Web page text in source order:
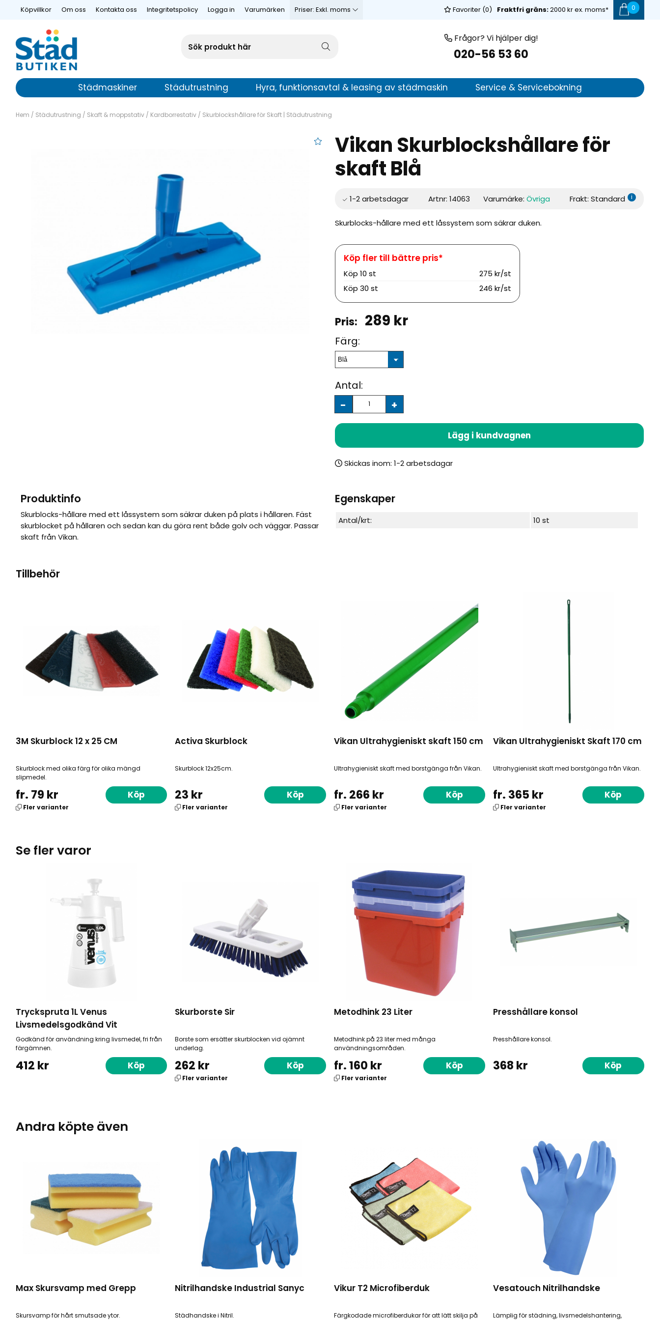
Köpvillkor Om oss Kontakta oss Integritetspolicy Logga in Varumärken Priser: Exkl. moms 0
Fraktfri gräns:2000 kr ex. moms*
Favoriter (0)
Frågor? Vi hjälper dig!
020-56 53 60
Städmaskiner Städutrustning Hyra, funktionsavtal & leasing av städmaskin Service & Servicebokning
Hem / Städutrustning / Skaft & moppstativ / Kardborrestativ / Skurblockshållare för Skaft | Städutrustning
Vikan Skurblockshållare för
skaft Blå
Artnr: 14063 Varumärke: Övriga Frakt: Standard i
Skurblocks-hållare med ett låssystem som säkrar duken.
Köp 10 st
275 kr/st
Köp 30 st 246 kr/st
289 kr
Färg:
Antal:
+
-
Lägg i kundvagnen
Skickas inom:
Produktinfo
Skurblocks-hållare med ett låssystem som säkrar duken på plats i hållaren. Fäst
skurblocket på hållaren och sedan kan du göra rent både golv och väggar. Passar
skaft från Vikan.
Egenskaper
Antal/krt: 10 st
Tillbehör
3M Skurblock 12 x 25 CM
Skurblock med olika färg för olika mängd
slipmedel.
fr. 79 kr
Fler varianter
Köp
Activa Skurblock
Skurblock 12x25cm.
23 kr
Fler varianter
Köp
Vikan Ultrahygieniskt skaft 150 cm
Ultrahygieniskt skaft med borstgänga från Vikan.
fr. 266 kr
Fler varianter
Köp
Vikan Ultrahygieniskt Skaft 170 cm
Ultrahygieniskt skaft med borstgänga från Vikan.
fr. 365 kr
Fler varianter
Köp
Se fler varor
Tryckspruta 1L Venus
Livsmedelsgodkänd Vit
Godkänd för användning kring livsmedel, fri från
färgämnen.
412 kr Köp
Skurborste Sir
Borste som ersätter skurblocken vid ojämnt
underlag.
262 kr
Fler varianter
Köp
Metodhink 23 Liter
Metodhink på 23 liter med många
användningsområden.
fr. 160 kr
Fler varianter
Köp
Presshållare konsol
Presshållare konsol.
368 kr Köp
Andra köpte även
Max Skursvamp med Grepp
Skursvamp för hårt smutsade ytor.
Nitrilhandske Industrial Sanyc
Städhandske i Nitril.
Vikur T2 Microfiberduk
Färgkodade microfiberdukar för att lätt skilja på
Vesatouch Nitrilhandske
Lämplig för städning, livsmedelshantering,